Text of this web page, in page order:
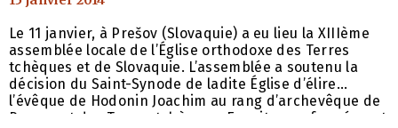
Hodonin Joachim a été élu
archevêque de Prague et des
Terres tchèques
Le 11 janvier, à Prešov (Slovaquie) a eu lieu la XIIIème
assemblée locale de l’Église orthodoxe des Terres
tchèques et de Slovaquie. L’assemblée a soutenu la
décision du Saint-Synode de ladite Église d’élire
l’évêque de Hodonin Joachim au rang d’archevêque de
Prague et des Terres tchèques. Ensuite, conformément